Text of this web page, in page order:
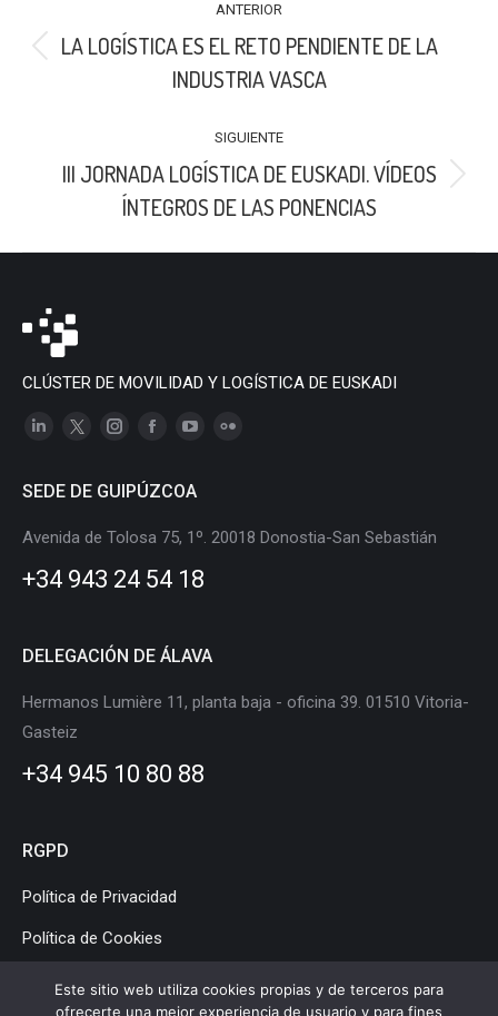
ENTRE
PUBLICACIONES
ANTERIOR
Publicación
anterior:
LA LOGÍSTICA ES EL RETO PENDIENTE DE LA
INDUSTRIA VASCA
SIGUIENTE
Publicación
siguiente:
III JORNADA LOGÍSTICA DE EUSKADI. VÍDEOS
ÍNTEGROS DE LAS PONENCIAS
CLÚSTER DE MOVILIDAD Y LOGÍSTICA DE EUSKADI
Linkedin
opens
window
X
opens
window
Instagram
opens
in
window
opens
in
window
opens
in
window
in
SEDE DE GUIPÚZCOA
Avenida de Tolosa 75, 1º. 20018 Donostia-San Sebastián
+34 943 24 54 18
DELEGACIÓN DE ÁLAVA
Hermanos Lumière 11, planta baja - oficina 39. 01510 Vitoria-
Gasteiz
+34 945 10 80 88
RGPD
Política de Privacidad
Política de Cookies
Aviso Legal
Este sitio web utiliza cookies propias y de terceros para
ofrecerte una mejor experiencia de usuario y para fines